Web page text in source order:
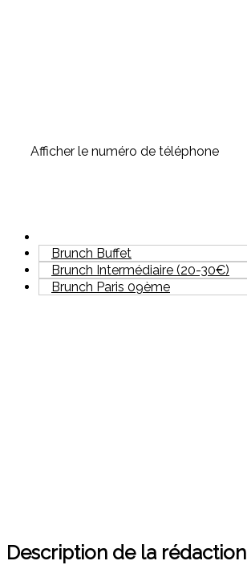
Afficher le numéro de téléphone
Brunch Buffet
Brunch Intermédiaire (20-30€)
Brunch Paris 09ème
Description de la rédaction